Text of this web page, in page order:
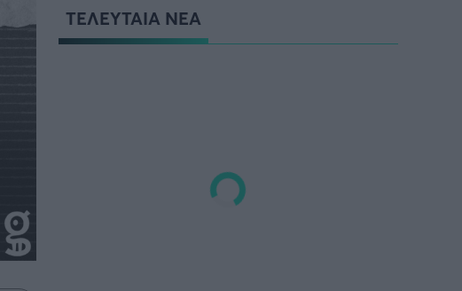
ΤΕΛΕΥΤΑΙΑ ΝΕΑ